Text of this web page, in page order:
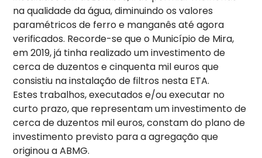
na qualidade da água, diminuindo os valores
paramétricos de ferro e manganês até agora
verificados. Recorde-se que o Município de Mira,
em 2019, já tinha realizado um investimento de
cerca de duzentos e cinquenta mil euros que
consistiu na instalação de filtros nesta ETA.
Estes trabalhos, executados e/ou executar no
curto prazo, que representam um investimento de
cerca de duzentos mil euros, constam do plano de
investimento previsto para a agregação que
originou a ABMG.